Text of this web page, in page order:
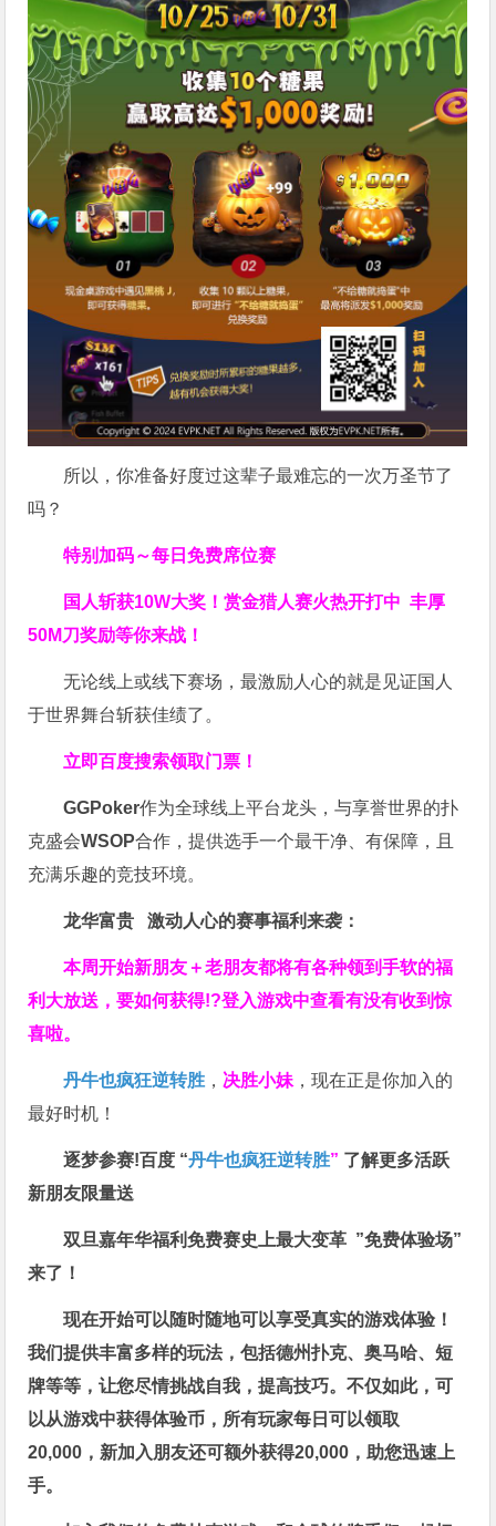
所以，你准备好度过这辈子最难忘的一次万圣节了
吗？
特别加码～每日免费席位赛
国人斩获10W大奖！赏金猎人赛火热开打中 丰厚
50M刀奖励等你来战！
无论线上或线下赛场，最激励人心的就是见证国人
于世界舞台斩获佳绩了。
立即百度搜索领取门票！
GGPoker作为全球线上平台龙头，与享誉世界的扑
克盛会WSOP合作，提供选手一个最干净、有保障，且
充满乐趣的竞技环境。
龙华富贵 激动人心的赛事福利来袭：
本周开始新朋友＋老朋友都将有各种领到手软的福
利大放送，要如何获得!?登入游戏中查看有没有收到惊
喜啦。
丹牛也疯狂逆转胜 ， 决胜小妹 ，现在正是你加入的
最好时机！
逐梦参赛!百度 “丹牛也疯狂逆转胜” 了解更多活跃
新朋友限量送
双旦嘉年华福利免费赛史上最大变革 ”免费体验场”
来了！
现在开始可以随时随地可以享受真实的游戏体验！
我们提供丰富多样的玩法，包括德州扑克、奥马哈、短
牌等等，让您尽情挑战自我，提高技巧。不仅如此，可
以从游戏中获得体验币，所有玩家每日可以领取
20,000，新加入朋友还可额外获得20,000，助您迅速上
手。